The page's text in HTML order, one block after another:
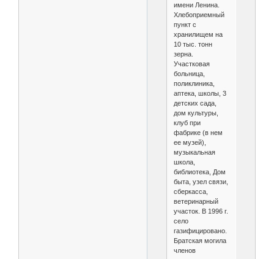
имени Ленина.
Хлебоприемный
пункт с
хранилищем на
10 тыс. тонн
зерна.
Участковая
больница,
поликлиника,
аптека, школы, 3
детских сада,
дом культуры,
клуб при
фабрике (в нем
ее музей),
музыкальная
школа,
библиотека, Дом
быта, узел связи,
сберкасса,
ветеринарный
участок. В 1996 г.
село
газифицировано.
Братская могила
членов